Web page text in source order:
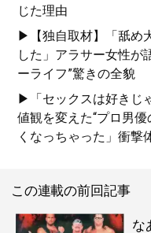
じた理由
▶【独自取材】「舐め
した」アラサー女性が
ーライフ”驚きの全貌
▶「セックスは好きじ
値観を変えた“プロ男
くなっちゃった」衝撃
この連載の前回記事
な